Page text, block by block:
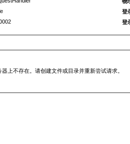
登
登
上不存在。请创建文件或目录并重新尝试请求。